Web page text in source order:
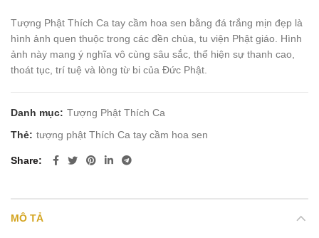
Tượng Phật Thích Ca tay cầm hoa sen bằng đá trắng mịn đẹp là
hình ảnh quen thuộc trong các đền chùa, tu viện Phật giáo. Hình
ảnh này mang ý nghĩa vô cùng sâu sắc, thể hiện sự thanh cao,
thoát tục, trí tuệ và lòng từ bi của Đức Phật.
Danh mục: Tượng Phật Thích Ca
Thẻ: tượng phật Thích Ca tay cầm hoa sen
Share
MÔ TẢ